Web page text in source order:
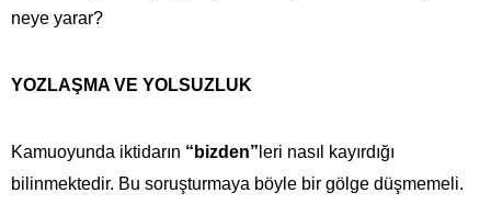
neye yarar?
YOZLAŞMA VE YOLSUZLUK
Kamuoyunda iktidarın “bizden” leri nasıl kayırdığı
bilinmektedir. Bu soruşturmaya böyle bir gölge düşmemeli.